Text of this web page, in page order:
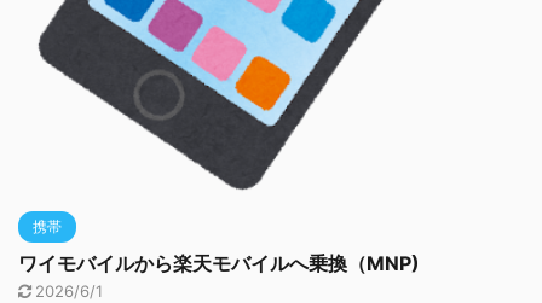
携帯
ワイモバイルから楽天モバイルへ乗換（MNP)
2026/6/1